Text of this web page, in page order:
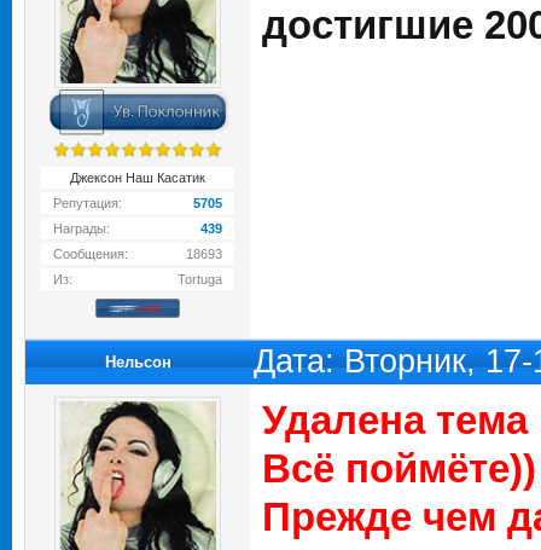
Джексон Наш Касатик
Репутация:
5705
Награды:
439
Сообщения:
18693
Из:
Tortuga
достигшие
Нельсон Дата: Вторник,
Удалена
Всё поймёте))
Прежде чем